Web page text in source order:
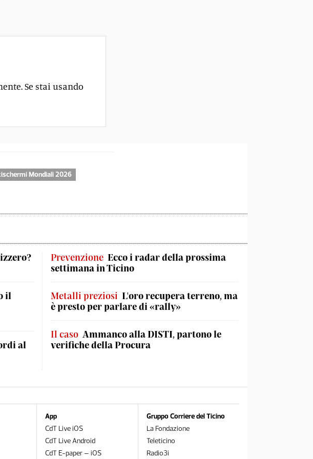
Se stai usando
Mondiali 2026
il
al
Prevenzione Ecco i radar della prossima
settimana in Ticino
Metalli preziosi L'oro recupera terreno, ma
è presto per parlare di «rally»
Il caso Ammanco alla DISTI, partono le
verifiche della Procura
App
CdT Live iOS
CdT Live Android
CdT E-paper – iOS
Gruppo Corriere del Ticino
La Fondazione
Teleticino
Radio3i